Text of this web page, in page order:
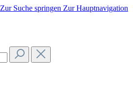
Zur Suche springen Zur Hauptnavigation